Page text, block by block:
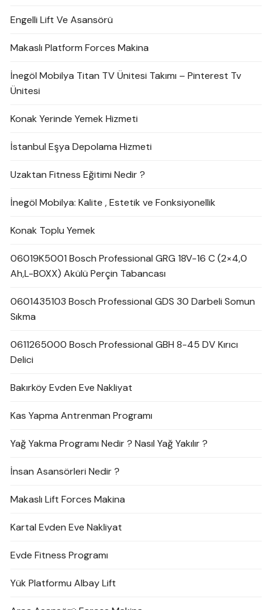
Engelli Lift Ve Asansörü
Makaslı Platform Forces Makina
İnegöl Mobilya Titan TV Ünitesi Takımı – Pinterest Tv
Ünitesi
Konak Yerinde Yemek Hizmeti
İstanbul Eşya Depolama Hizmeti
Uzaktan Fitness Eğitimi Nedir ?
İnegöl Mobilya: Kalite , Estetik ve Fonksiyonellik
Konak Toplu Yemek
06019K5001 Bosch Professional GRG 18V-16 C (2×4,0
Ah,L-BOXX) Akülü Perçin Tabancası
0601435103 Bosch Professional GDS 30 Darbeli Somun
Sıkma
0611265000 Bosch Professional GBH 8-45 DV Kırıcı
Delici
Bakırköy Evden Eve Nakliyat
Kas Yapma Antrenman Programı
Yağ Yakma Programı Nedir ? Nasıl Yağ Yakılır ?
İnsan Asansörleri Nedir ?
Makaslı Lift Forces Makina
Kartal Evden Eve Nakliyat
Evde Fitness Programı
Yük Platformu Albay Lift